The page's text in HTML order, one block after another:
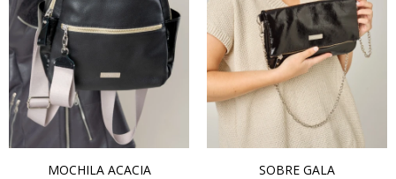
MOCHILA ACACIA SOBRE GALA